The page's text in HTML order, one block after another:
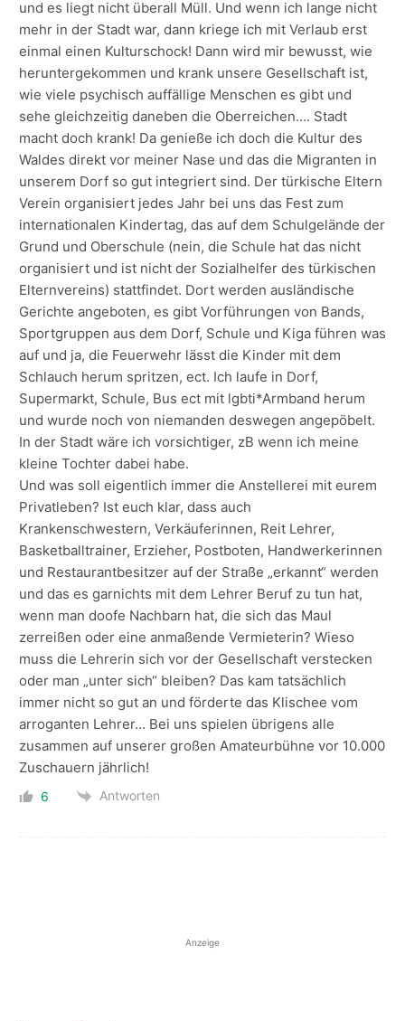
und es liegt nicht überall Müll. Und wenn ich lange nicht
mehr in der Stadt war, dann kriege ich mit Verlaub erst
einmal einen Kulturschock! Dann wird mir bewusst, wie
heruntergekommen und krank unsere Gesellschaft ist,
wie viele psychisch auffällige Menschen es gibt und
sehe gleichzeitig daneben die Oberreichen…. Stadt
macht doch krank! Da genieße ich doch die Kultur des
Waldes direkt vor meiner Nase und das die Migranten in
unserem Dorf so gut integriert sind. Der türkische Eltern
Verein organisiert jedes Jahr bei uns das Fest zum
internationalen Kindertag, das auf dem Schulgelände der
Grund und Oberschule (nein, die Schule hat das nicht
organisiert und ist nicht der Sozialhelfer des türkischen
Elternvereins) stattfindet. Dort werden ausländische
Gerichte angeboten, es gibt Vorführungen von Bands,
Sportgruppen aus dem Dorf, Schule und Kiga führen was
auf und ja, die Feuerwehr lässt die Kinder mit dem
Schlauch herum spritzen, ect. Ich laufe in Dorf,
Supermarkt, Schule, Bus ect mit lgbti*Armband herum
und wurde noch von niemanden deswegen angepöbelt.
In der Stadt wäre ich vorsichtiger, zB wenn ich meine
kleine Tochter dabei habe.
Und was soll eigentlich immer die Anstellerei mit eurem
Privatleben? Ist euch klar, dass auch
Krankenschwestern, Verkäuferinnen, Reit Lehrer,
Basketballtrainer, Erzieher, Postboten, Handwerkerinnen
und Restaurantbesitzer auf der Straße „erkannt“ werden
und das es garnichts mit dem Lehrer Beruf zu tun hat,
wenn man doofe Nachbarn hat, die sich das Maul
zerreißen oder eine anmaßende Vermieterin? Wieso
muss die Lehrerin sich vor der Gesellschaft verstecken
oder man „unter sich“ bleiben? Das kam tatsächlich
immer nicht so gut an und förderte das Klischee vom
arroganten Lehrer… Bei uns spielen übrigens alle
zusammen auf unserer großen Amateurbühne vor 10.000
Zuschauern jährlich!
6 Antworten
Anzeige